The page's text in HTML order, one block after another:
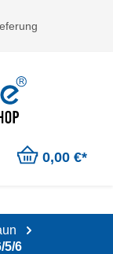
0,00 €*
5/6